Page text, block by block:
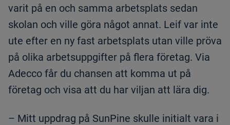
varit på en och samma arbetsplats sedan
skolan och ville göra något annat. Leif var inte
ute efter en ny fast arbetsplats utan ville pröva
på olika arbetsuppgifter på flera företag. Via
Adecco får du chansen att komma ut på
företag och visa att du har viljan att lära dig.
– Mitt uppdrag på SunPine skulle initialt vara i